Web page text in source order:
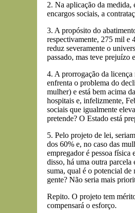
2. Na aplicação da medida,
encargos sociais, a
3. A propósito do
respectivamente, 275 mil e
reduz severamente o
passado, mas teve prejuízo
4. A prorrogação da licença
enfrenta o problema do
mulher) e está bem acima
hospitais e, infelizmente,
sociais que igualmente
pretende? O Estado está
5. Pelo projeto de lei,
dos 60% e, no caso das
empregador é pessoa
disso, há uma outra
suma, qual é o potencial de
gente? Não seria mais
Repito. O projeto tem
compensará o esforço.